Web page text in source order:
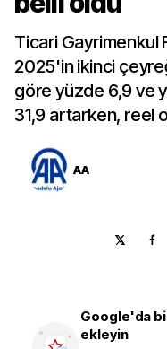
Ticari Gayrimenkul
2025'in ikinci
göre yüzde 6,9 ve
31,9 artarken, reel
AA
Google'da
ekleyin